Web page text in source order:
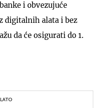
i obvezujuće
digitalnih alata i bez
da će osigurati do 1.